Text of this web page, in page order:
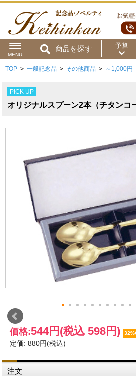
MENU
商品を探す 予算
用途から
商品カテゴリ
～50円
～300円
～2,000円 ～
～15,000円
TOP > 一般記念品 > その他商品 > ～1,000円
PICK UP
オリジナルスプーン2本（チタンコ
価格:544円 (税込 598円)
定価: 880円(税込)
注文